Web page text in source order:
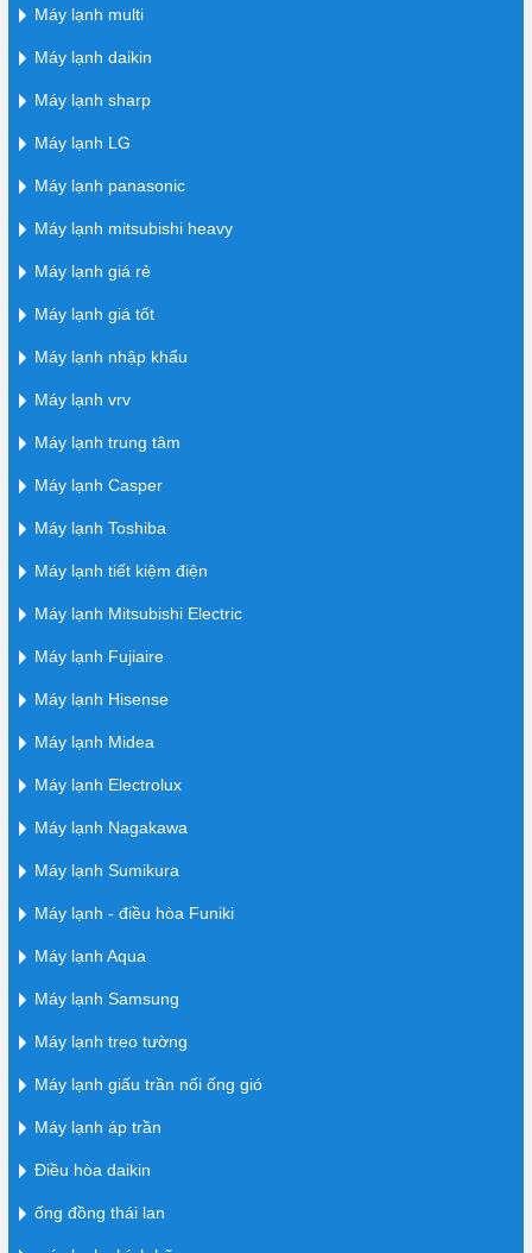
Máy lạnh multi
Máy lạnh daikin
Máy lạnh sharp
Máy lạnh LG
Máy lạnh panasonic
Máy lạnh mitsubishi heavy
Máy lạnh giá rẻ
Máy lạnh giá tốt
Máy lạnh nhập khẩu
Máy lạnh vrv
Máy lạnh trung tâm
Máy lạnh Casper
Máy lạnh Toshiba
Máy lạnh tiết kiệm điện
Máy lạnh Mitsubishi Electric
Máy lạnh Fujiaire
Máy lạnh Hisense
Máy lạnh Midea
Máy lạnh Electrolux
Máy lạnh Nagakawa
Máy lạnh Sumikura
Máy lạnh - điều hòa Funiki
Máy lạnh Aqua
Máy lạnh Samsung
Máy lạnh treo tường
Máy lạnh giấu trần nối ống gió
Máy lạnh áp trần
Điều hòa daikin
ống đồng thái lan